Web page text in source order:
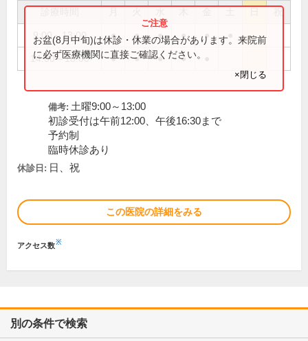
祝
9:00～13:00 ● ● ● ● ●
14:00～18:00 ● ● ● ●
お盆(8月中旬)は休診・休業の場合があります。来院前
に必ず医療機関に直接ご確認ください。
×閉じる
備考: 土曜9:00～13:00
初診受付は午前12:00、午後16:30まで
予約制
臨時休診あり
休診日: 日、祝
この医院の詳細をみる
アクセス数※
別の条件で検索